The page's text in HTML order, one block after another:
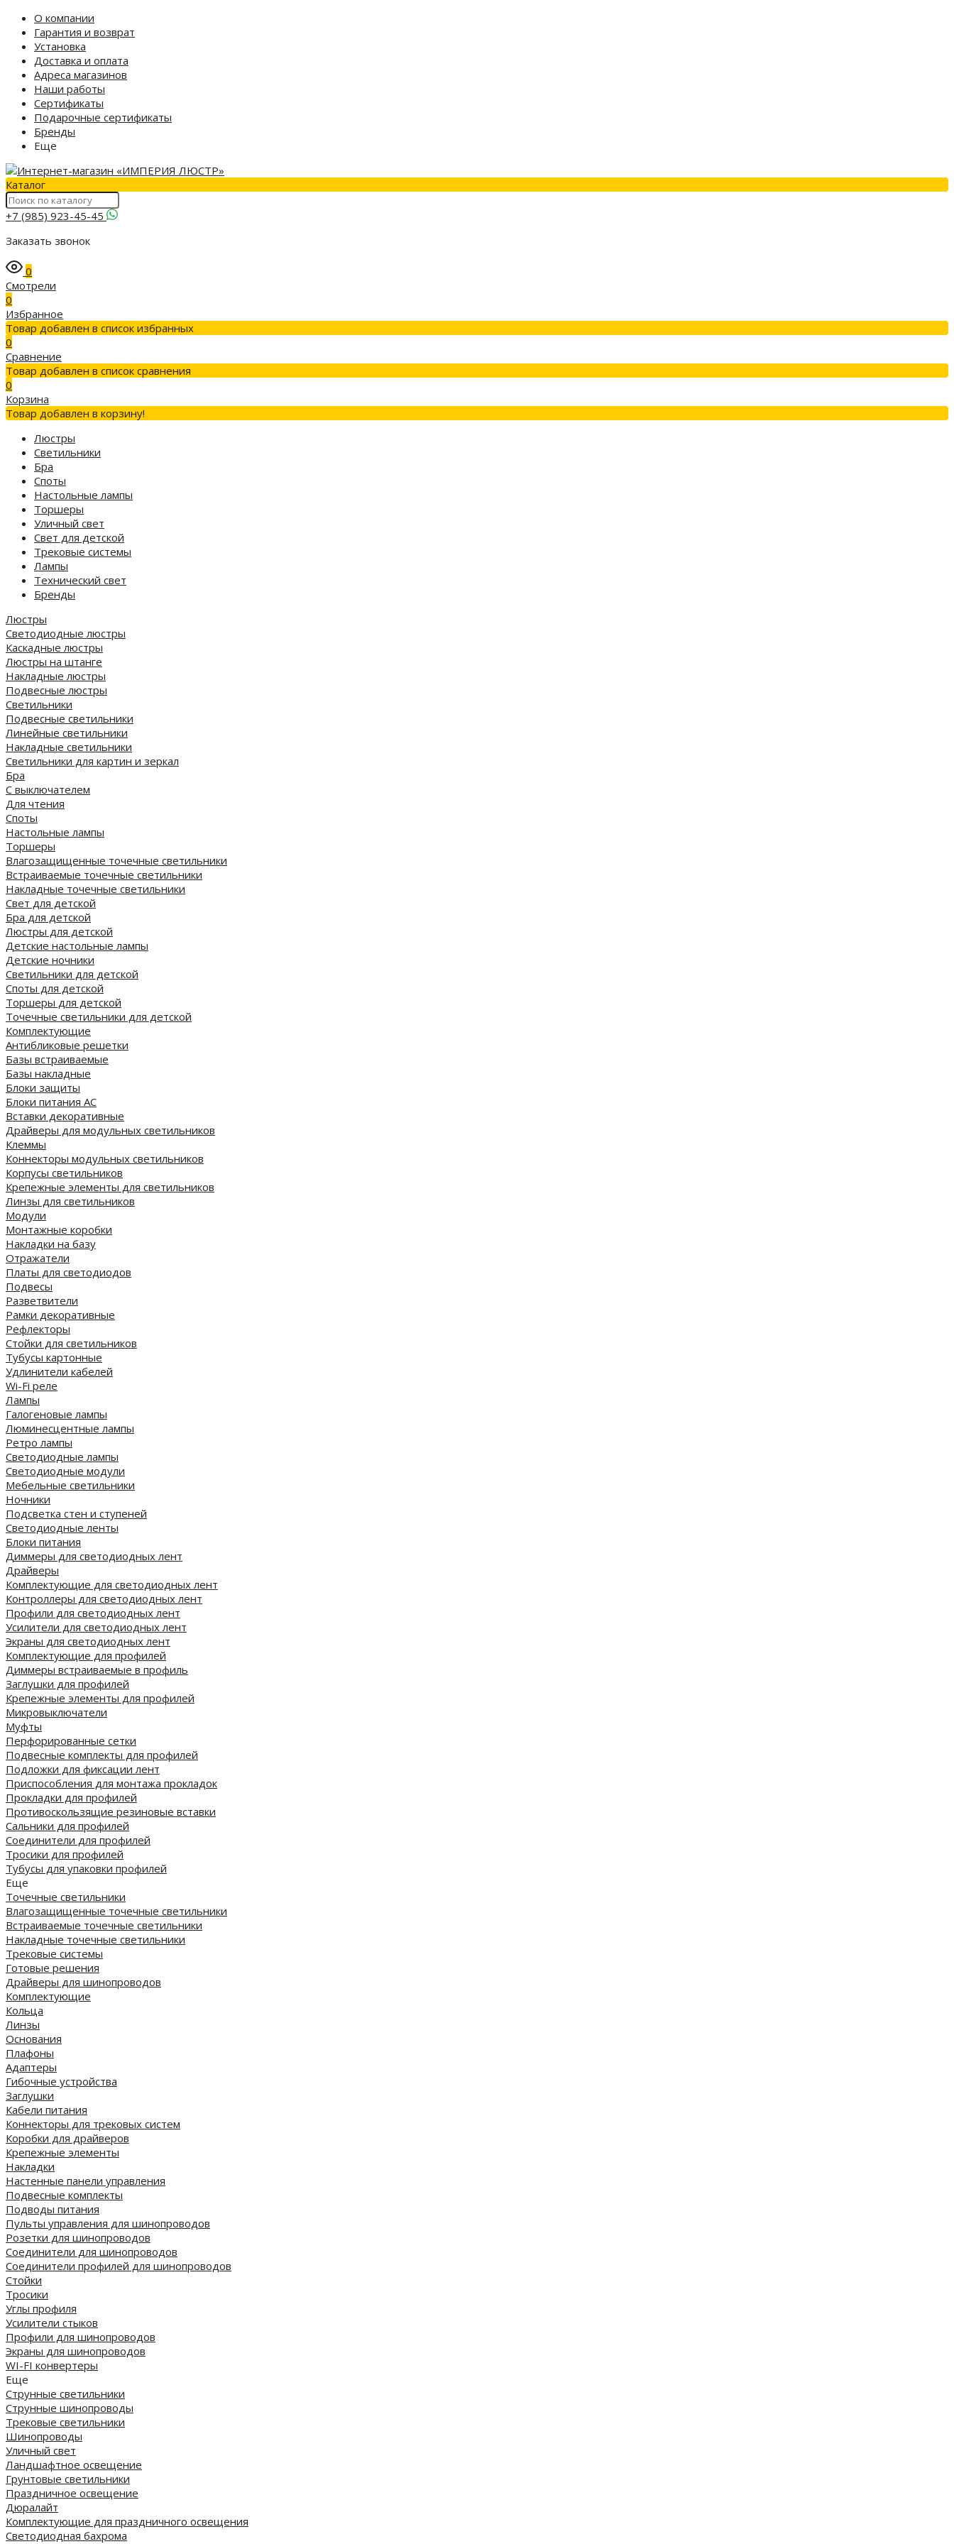
О компании
Гарантия и возврат
Установка
Доставка и оплата
Адреса магазинов
Наши работы
Сертификаты
Подарочные сертификаты
Бренды
Еще
Каталог
+7 (985) 923-45-45
Заказать звонок
0
Смотрели
0
Избранное
Товар добавлен в список избранных
0
Сравнение
Товар добавлен в список сравнения
0
Корзина
Товар добавлен в корзину!
Люстры
Светильники
Бра
Споты
Настольные лампы
Торшеры
Уличный свет
Свет для детской
Трековые системы
Лампы
Технический свет
Бренды
Люстры
Светодиодные люстры
Каскадные люстры
Люстры на штанге
Накладные люстры
Подвесные люстры
Светильники
Подвесные светильники
Линейные светильники
Накладные светильники
Светильники для картин и зеркал
Бра
С выключателем
Для чтения
Споты
Настольные лампы
Торшеры
Влагозащищенные точечные светильники
Встраиваемые точечные светильники
Накладные точечные светильники
Свет для детской
Бра для детской
Люстры для детской
Детские настольные лампы
Детские ночники
Светильники для детской
Споты для детской
Торшеры для детской
Точечные светильники для детской
Комплектующие
Антибликовые решетки
Базы встраиваемые
Базы накладные
Блоки защиты
Блоки питания AC
Вставки декоративные
Драйверы для модульных светильников
Клеммы
Коннекторы модульных светильников
Корпусы светильников
Крепежные элементы для светильников
Линзы для светильников
Модули
Монтажные коробки
Накладки на базу
Отражатели
Платы для светодиодов
Подвесы
Разветвители
Рамки декоративные
Рефлекторы
Стойки для светильников
Тубусы картонные
Удлинители кабелей
Wi-Fi реле
Лампы
Галогеновые лампы
Люминесцентные лампы
Ретро лампы
Светодиодные лампы
Светодиодные модули
Мебельные светильники
Ночники
Подсветка стен и ступеней
Светодиодные ленты
Блоки питания
Диммеры для светодиодных лент
Драйверы
Комплектующие для светодиодных лент
Контроллеры для светодиодных лент
Профили для светодиодных лент
Усилители для светодиодных лент
Экраны для светодиодных лент
Комплектующие для профилей
Диммеры встраиваемые в профиль
Заглушки для профилей
Крепежные элементы для профилей
Микровыключатели
Муфты
Перфорированные сетки
Подвесные комплекты для профилей
Подложки для фиксации лент
Приспособления для монтажа прокладок
Прокладки для профилей
Противоскользящие резиновые вставки
Сальники для профилей
Соединители для профилей
Тросики для профилей
Тубусы для упаковки профилей
Еще
Точечные светильники
Влагозащищенные точечные светильники
Встраиваемые точечные светильники
Накладные точечные светильники
Трековые системы
Готовые решения
Драйверы для шинопроводов
Комплектующие
Кольца
Линзы
Основания
Плафоны
Адаптеры
Гибочные устройства
Заглушки
Кабели питания
Коннекторы для трековых систем
Коробки для драйверов
Крепежные элементы
Накладки
Настенные панели управления
Подвесные комплекты
Подводы питания
Пульты управления для шинопроводов
Розетки для шинопроводов
Соединители для шинопроводов
Соединители профилей для шинопроводов
Стойки
Тросики
Углы профиля
Усилители стыков
Профили для шинопроводов
Экраны для шинопроводов
WI-FI конвертеры
Еще
Струнные светильники
Струнные шинопроводы
Трековые светильники
Шинопроводы
Уличный свет
Ландшафтное освещение
Грунтовые светильники
Праздничное освещение
Дюралайт
Комплектующие для праздничного освещения
Светодиодная бахрома